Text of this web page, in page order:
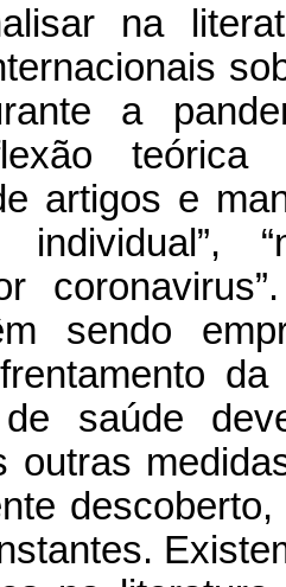
na
a
teórica
artigos e
sendo
de saúde
outras